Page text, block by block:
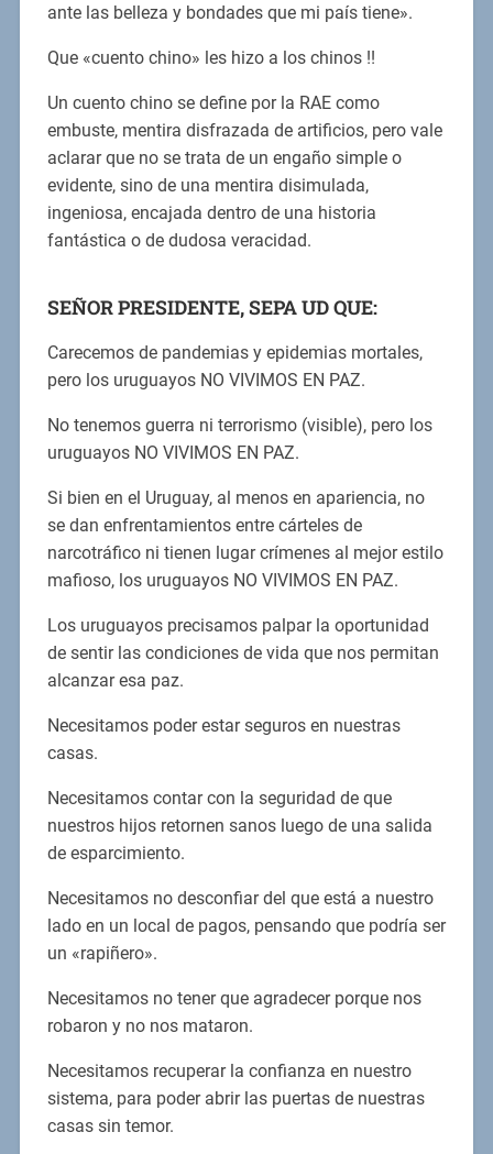
ante las belleza y bondades que mi país tiene».
Que «cuento chino» les hizo a los chinos !!
Un cuento chino se define por la RAE como
embuste, mentira disfrazada de artificios, pero vale
aclarar que no se trata de un engaño simple o
evidente, sino de una mentira disimulada,
ingeniosa, encajada dentro de una historia
fantástica o de dudosa veracidad.
SEÑOR PRESIDENTE, SEPA UD QUE:
Carecemos de pandemias y epidemias mortales,
pero los uruguayos NO VIVIMOS EN PAZ.
No tenemos guerra ni terrorismo (visible), pero los
uruguayos NO VIVIMOS EN PAZ.
Si bien en el Uruguay, al menos en apariencia, no
se dan enfrentamientos entre cárteles de
narcotráfico ni tienen lugar crímenes al mejor estilo
mafioso, los uruguayos NO VIVIMOS EN PAZ.
Los uruguayos precisamos palpar la oportunidad
de sentir las condiciones de vida que nos permitan
alcanzar esa paz.
Necesitamos poder estar seguros en nuestras
casas.
Necesitamos contar con la seguridad de que
nuestros hijos retornen sanos luego de una salida
de esparcimiento.
Necesitamos no desconfiar del que está a nuestro
lado en un local de pagos, pensando que podría ser
un «rapiñero».
Necesitamos no tener que agradecer porque nos
robaron y no nos mataron.
Necesitamos recuperar la confianza en nuestro
sistema, para poder abrir las puertas de nuestras
casas sin temor.